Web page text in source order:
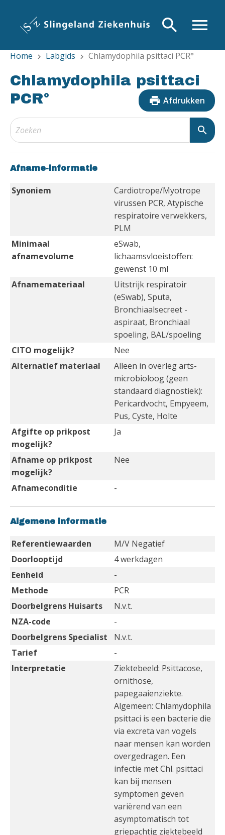
inhoud
menu
search
Home chevron_right Labgids chevron_right Chlamydophila psittaci PCR°
Chlamydophila psittaci
PCR°
print Afdrukken
search
Afname-informatie
Synoniem
Cardiotrope/Myotrope
virussen PCR, Atypische
respiratoire verwekkers,
PLM
Minimaal
afnamevolume
eSwab,
lichaamsvloeistoffen:
gewenst 10 ml
Afnamemateriaal
Uitstrijk respiratoir
(eSwab), Sputa,
Bronchiaalsecreet -
aspiraat, Bronchiaal
spoeling, BAL/spoeling
CITO mogelijk?
Nee
Alternatief materiaal
Alleen in overleg arts-
microbioloog (geen
standaard diagnostiek):
Pericardvocht, Empyeem,
Pus, Cyste, Holte
Afgifte op prikpost
mogelijk?
Ja
Afname op prikpost
mogelijk?
Nee
Afnameconditie -
Algemene informatie
Referentiewaarden
M/V Negatief
Doorlooptijd
4 werkdagen
Eenheid
-
Methode
PCR
Doorbelgrens Huisarts
N.v.t.
NZA-code
-
Doorbelgrens Specialist
N.v.t.
Tarief
-
Interpretatie
Ziektebeeld: Psittacose,
ornithose,
papegaaienziekte.
Algemeen: Chlamydophila
psittaci is een bacterie die
via excreta van vogels
naar mensen kan worden
overgedragen. Een
infectie met Chl. psittaci
kan bij mensen
symptomen geven
variërend van een
asymptomatisch tot
griepachtig ziektebeeld